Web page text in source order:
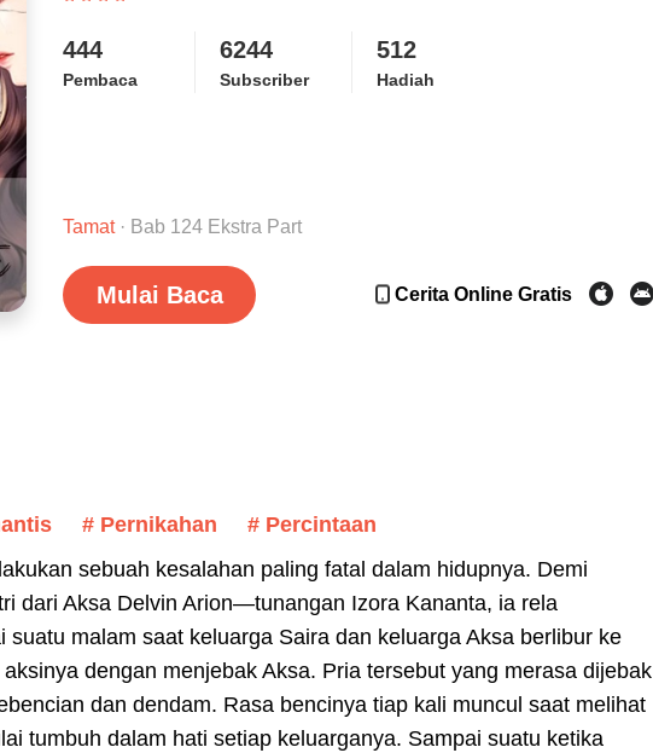
444
Pembaca
6244
Subscriber
512
Hadiah
Tamat· Bab 124 Ekstra Part
Mulai Baca Cerita Online Gratis
# Pernikahan
# Percintaan
sebuah kesalahan paling fatal dalam hidupnya. Demi
dari Aksa Delvin Arion—tunangan Izora Kananta, ia rela
suatu malam saat keluarga Saira dan keluarga Aksa berlibur ke
dengan menjebak Aksa. Pria tersebut yang merasa dijebak
dan dendam. Rasa bencinya tiap kali muncul saat melihat
tumbuh dalam hati setiap keluarganya. Sampai suatu ketika